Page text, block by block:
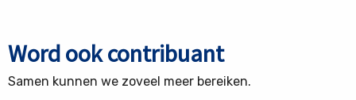
Word ook contribuant
Samen kunnen we zoveel meer bereiken.